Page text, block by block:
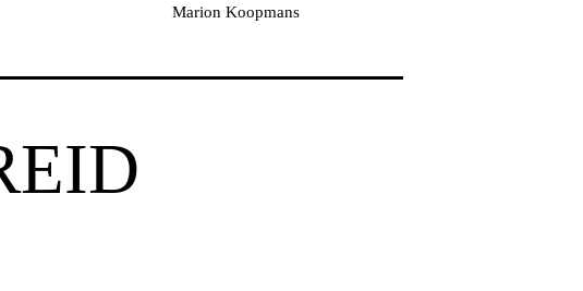
Marion Koopmans